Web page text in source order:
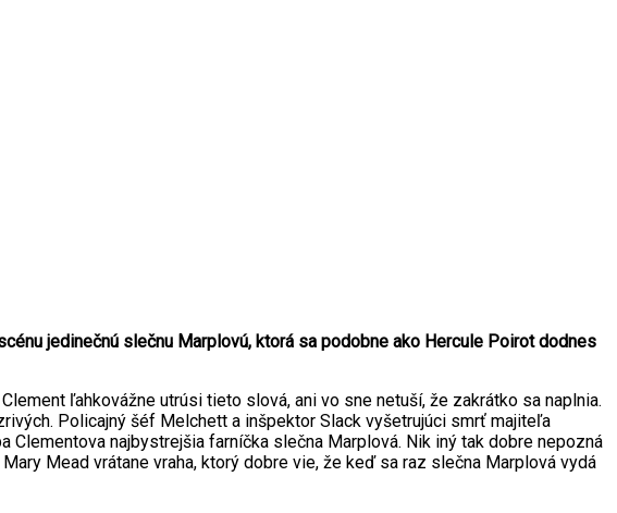
jedinečnú slečnu Marplovú, ktorá sa podobne ako Hercule Poirot dodnes
ľahkovážne utrúsi tieto slová, ani vo sne netuší, že zakrátko sa naplnia.
Policajný šéf Melchett a inšpektor Slack vyšetrujúci smrť majiteľa
najbystrejšia farníčka slečna Marplová. Nik iný tak dobre nepozná
Mead vrátane vraha, ktorý dobre vie, že keď sa raz slečna Marplová vydá